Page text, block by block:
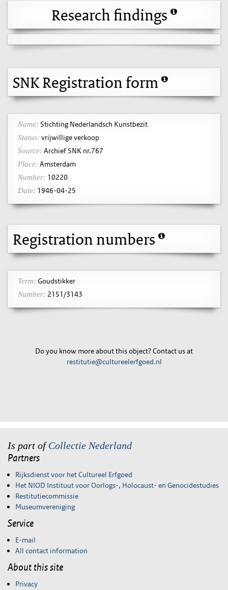
Research findings
SNK Registration form
Name: Stichting Nederlandsch Kunstbezit
Status: vrijwillige verkoop
Source: Archief SNK nr.767
Place: Amsterdam
Number: 10220
Date: 1946-04-25
Registration numbers
Term: Goudstikker
Number: 2151/3143
Do you know more about this object? Contact us at
restitutie@cultureelerfgoed.nl
Is part ofCollectie Nederland
Partners
Rijksdienst voor het Cultureel Erfgoed
Het NIOD Instituut voor Oorlogs-, Holocaust- en Genocidestudies
Restitutiecommissie
Museumvereniging
Service
E-mail
All contact information
About this site
Privacy